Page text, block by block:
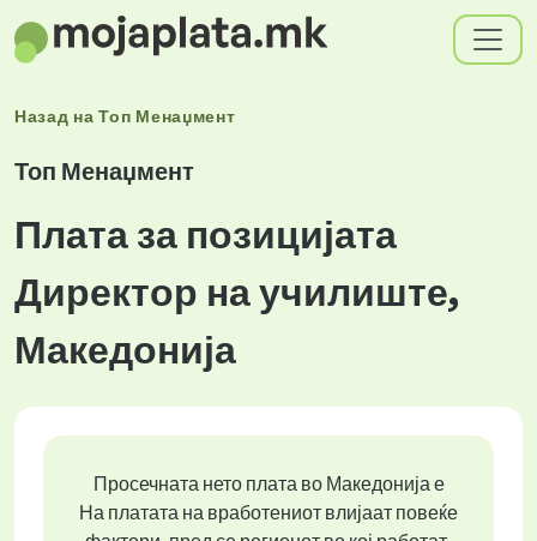
Назад наТоп Менаџмент
Топ Менаџмент
Плата за позицијата
Директор на училиште,
Македонија
Просечната нето плата во Македонија е
На платата на вработениот влијаат повеќе